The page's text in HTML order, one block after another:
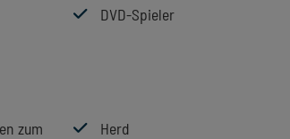
DVD-Spieler
zum
Herd